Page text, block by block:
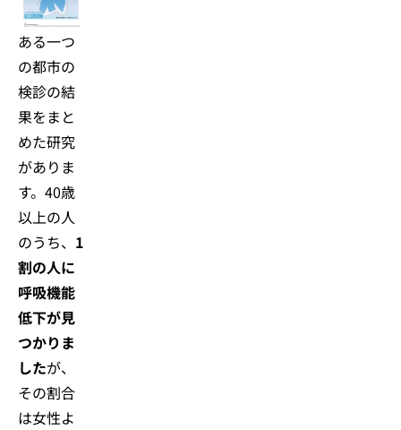
ある一つ
の都市の
検診の結
果をまと
めた研究
がありま
す。40歳
以上の人
のうち、 1
割の人に
呼吸機能
低下が見
つかりま
したが、
その割合
は女性よ